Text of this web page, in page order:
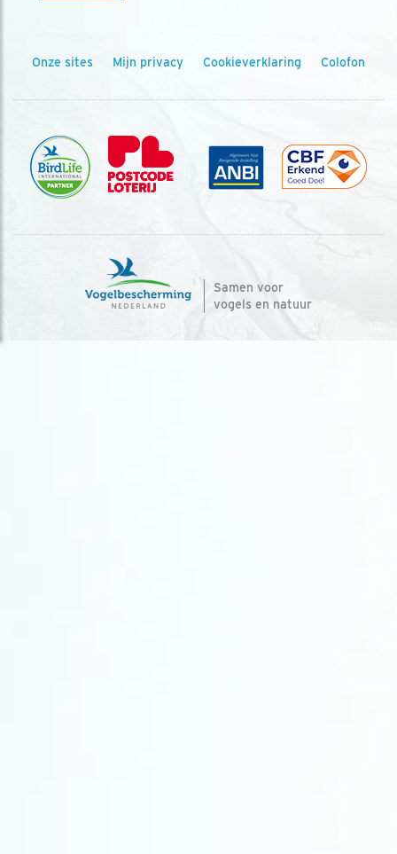
Onze sites Mijn privacy Cookieverklaring Colofon
Samen voor
vogels en natuur